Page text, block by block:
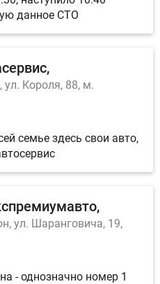
данное СТО
Короля, 88, м.
семье здесь свои авто,
ул. Шаранговича, 19,
- однозначно номер 1